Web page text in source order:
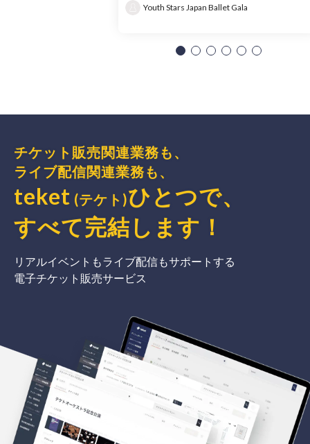
Youth Stars Japan Ballet Gala
チケット販売関連業務も、
ライブ配信関連業務も、
teket (テケト)ひとつで、
すべて完結 します ！
リアルイベントもライブ配信もサポートする
電子チケット販売サービス